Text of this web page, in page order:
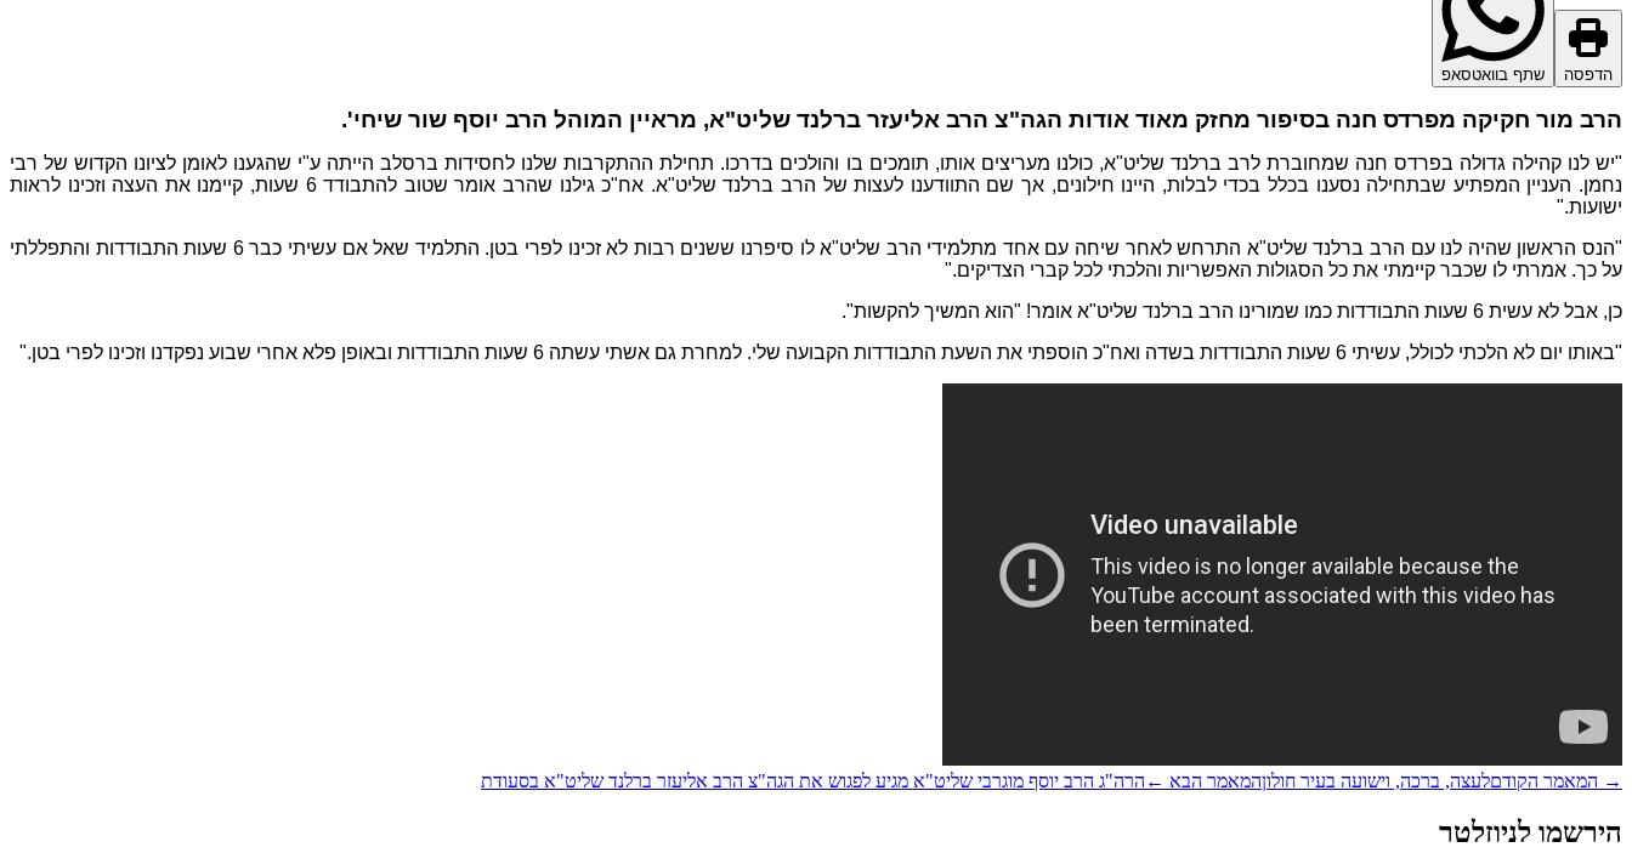
הדפסה שתף בוואטסאפ
הרב מור חקיקה מפרדס חנה בסיפור מחזק מאוד אודות הגה"צ הרב אליעזר ברלנד שליט"א, מראיין המוהל הרב יוסף שור שיחי'.
"יש לנו קהילה גדולה בפרדס חנה שמחוברת לרב ברלנד שליט"א, כולנו מעריצים אותו, תומכים בו והולכים בדרכו. תחילת ההתקרבות שלנו לחסידות ברסלב הייתה ע"י שהגענו לאומן לציונו הקדוש של רבי
נחמן. העניין המפתיע שבתחילה נסענו בכלל בכדי לבלות, היינו חילונים, אך שם התוודענו לעצות של הרב ברלנד שליט"א. אח"כ גילנו שהרב אומר שטוב להתבודד 6 שעות, קיימנו את העצה וזכינו לראות
ישועות."
"הנס הראשון שהיה לנו עם הרב ברלנד שליט"א התרחש לאחר שיחה עם אחד מתלמידי הרב שליט"א לו סיפרנו ששנים רבות לא זכינו לפרי בטן. התלמיד שאל אם עשיתי כבר 6 שעות התבודדות והתפללתי
על כך. אמרתי לו שכבר קיימתי את כל הסגולות האפשריות והלכתי לכל קברי הצדיקים."
כן, אבל לא עשית 6 שעות התבודדות כמו שמורינו הרב ברלנד שליט"א אומר! "הוא המשיך להקשות".
"באותו יום לא הלכתי לכולל, עשיתי 6 שעות התבודדות בשדה ואח"כ הוספתי את השעת התבודדות הקבועה שלי. למחרת גם אשתי עשתה 6 שעות התבודדות ובאופן פלא אחרי שבוע נפקדנו וזכינו לפרי בטן."
→ המאמר הקודםלעצה, ברכה, וישועה בעיר חולוןהמאמר הבא ← הרה"ג הרב יוסף מוגרבי שליט"א מגיע לפגוש את הגה"צ הרב אליעזר ברלנד שליט"א בסעודת
הירשמו לניוזלטר